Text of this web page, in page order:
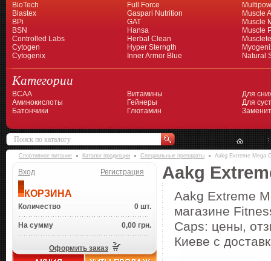
BioTech
Blastex
BPi
BSN
Controlled Labs
Cytogen
Cytogenix
Full Force
Gaspari Nutrition
GAT
Hansa
Herbal Clean
Hyper Sterngth
Inner Armor Blue
Muscle
Muscle
Muscle
Natural
Категории
BCAA
Аминокислоты
Батончики
Витамины
Гейнеры
Глютамин
Для
Для
Спортивное питание Каталог продукции Специальные препараты Aakg Extreme Mega
Вход Регистрация
КОРЗИНА
Количество 0 шт.
На сумму 0,00 грн.
Оформить заказ
Aakg
Aakg Extreme
магазине
Caps: цены,
Киеве с